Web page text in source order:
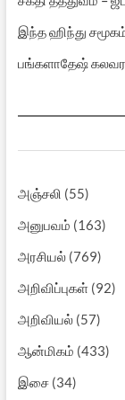
இந்த ஹிந்து
பங்களாதேஷ்
அஞ்சலி (55)
அனுபவம் (163)
அரசியல்(769)
அறிவிப்புகள்(92)
அறிவியல்(57)
ஆன்மிகம் (433)
இசை(34)